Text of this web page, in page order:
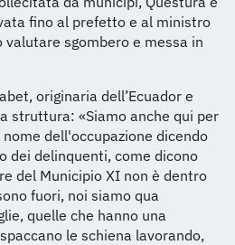
fino al prefetto e al ministro
valutare sgombero e messa in
originaria dell’Ecuador e
struttura: «Siamo anche qui per
dell'occupazione dicendo
dei delinquenti, come dicono
del Municipio XI non è dentro
fuori, noi siamo qua
quelle che hanno una
le schiena lavorando,